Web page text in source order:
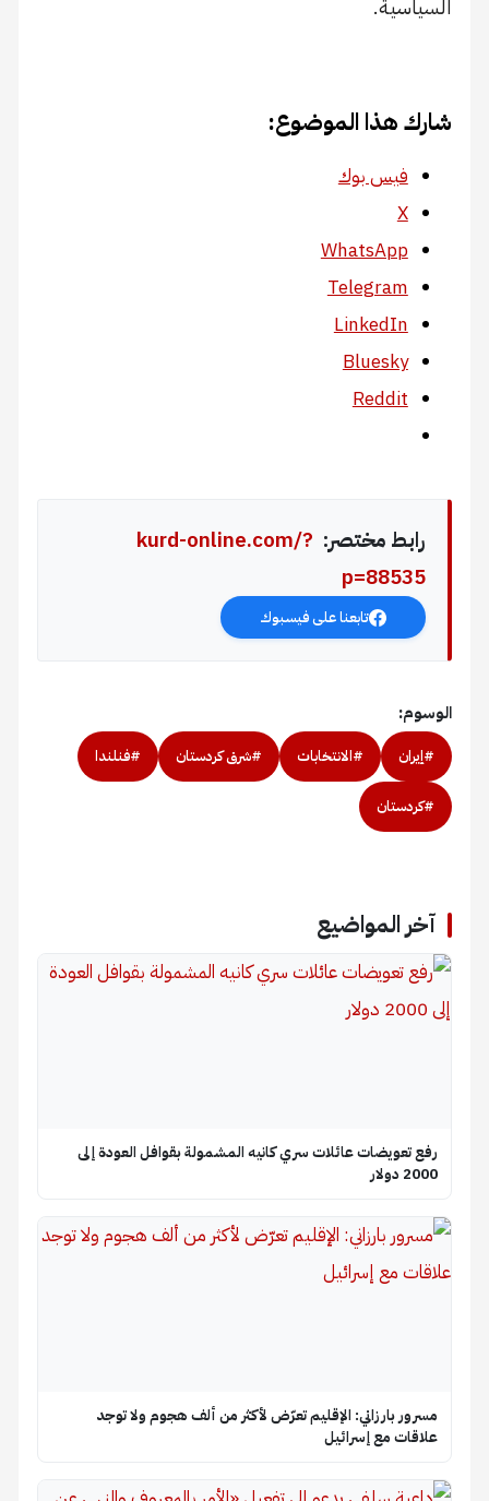
السياسية.
شارك هذا الموضوع:
فيس بوك
X
WhatsApp
Telegram
LinkedIn
Bluesky
Reddit
رابط مختصر: kurd-online.com/?
p=88535
تابعنا على فيسبوك
الوسوم:
#إيران #الانتخابات #شرق كردستان #فنلندا
#كردستان
آخر المواضيع
رفع تعويضات عائلات سري كانيه المشمولة بقوافل العودة إلى
2000 دولار
مسرور بارزاني: الإقليم تعرّض لأكثر من ألف هجوم ولا توجد
علاقات مع إسرائيل